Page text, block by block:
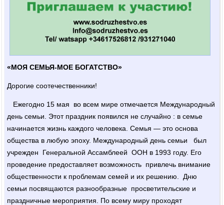
«МОЯ СЕМЬЯ-МОЕ БОГАТСТВО»
Дорогие соотечественники!
Ежегодно 15 мая во всем мире отмечается Международный
день семьи. Этот праздник появился не случайно : в семье
начинается жизнь каждого человека. Семья — это основа
общества в любую эпоху. Международный день семьи был
учрежден Генеральной Ассамблеей ООН в 1993 году. Его
проведение предоставляет возможность привлечь внимание
общественности к проблемам семей и их решению. Дню
семьи посвящаются разнообразные просветительские и
праздничные мероприятия. По всему миру проходят